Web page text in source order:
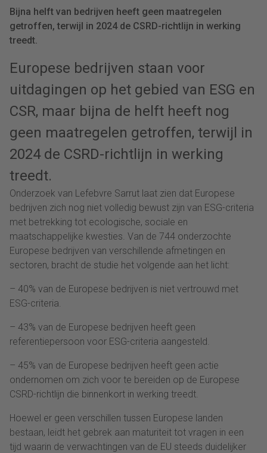
Bijna helft van bedrijven heeft geen maatregelen
getroffen, terwijl in 2024 de CSRD-richtlijn in werking
treedt.
Europese bedrijven staan voor
uitdagingen op het gebied van ESG en
CSR, maar bijna de helft heeft nog
geen maatregelen getroffen, terwijl in
2024 de CSRD-richtlijn in werking
treedt.
Onderzoek van Lefebvre Sarrut laat zien dat Europese
bedrijven zich nog niet volledig bewust zijn van ESG-criteria
met betrekking tot ecologische, sociale en
maatschappelijke kwesties. Van de 744 onderzochte
Europese bedrijven van verschillende afmetingen en
sectoren, bracht de studie het volgende aan het licht:
– 40% van de Europese bedrijven is niet vertrouwd met
ESG-criteria.
– 43% van de Europese bedrijven heeft geen
referentiepersoon voor ESG-criteria aangesteld.
– 45% van de Europese bedrijven heeft geen actie
ondernomen om zich voor te bereiden op de Europese
CSRD-richtlijn die binnenkort in werking treedt.
Hoewel er geen verschillen tussen Europese landen
bestaan, leidt het gebrek aan maturiteit tot vragen in een
tijd waarin de verwachtingen van de EU steeds duidelijker